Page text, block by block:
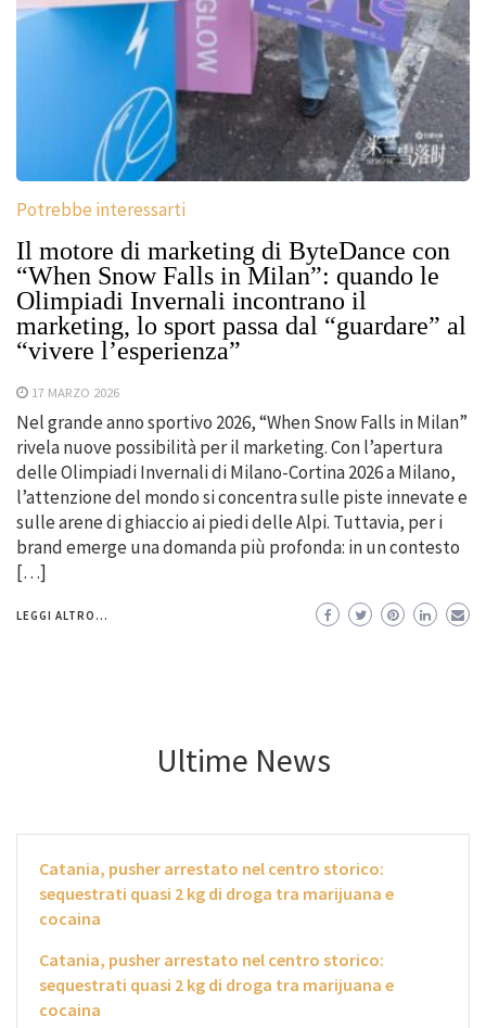
Potrebbe interessarti
Il motore di marketing di ByteDance con
“When Snow Falls in Milan”: quando le
Olimpiadi Invernali incontrano il
marketing, lo sport passa dal “guardare” al
“vivere l’esperienza”
17 MARZO 2026
Nel grande anno sportivo 2026, “When Snow Falls in Milan”
rivela nuove possibilità per il marketing. Con l’apertura
delle Olimpiadi Invernali di Milano-Cortina 2026 a Milano,
l’attenzione del mondo si concentra sulle piste innevate e
sulle arene di ghiaccio ai piedi delle Alpi. Tuttavia, per i
brand emerge una domanda più profonda: in un contesto
[…]
LEGGI ALTRO...
Ultime News
Catania, pusher arrestato nel centro storico:
sequestrati quasi 2 kg di droga tra marijuana e
cocaina
Catania, pusher arrestato nel centro storico:
sequestrati quasi 2 kg di droga tra marijuana e
cocaina